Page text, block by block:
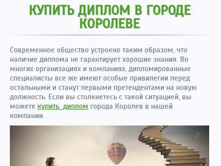
КУПИТЬ ДИПЛОМ В ГОРОДЕ
КОРОЛЕВЕ
Современное общество устроено таким образом, что
наличие диплома не гарантирует хорошие знания. Во
многих организациях и компаниях, дипломированные
специалисты все же имеют особые привилегии перед
остальными и станут первыми претендентами на новую
должность. Если вы столкнетесь с такой ситуацией, вы
можете купить диплом города Королев в нашей
компании.